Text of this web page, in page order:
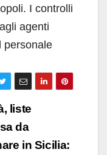
I controlli
agenti
personale
liste
da
in Sicilia: